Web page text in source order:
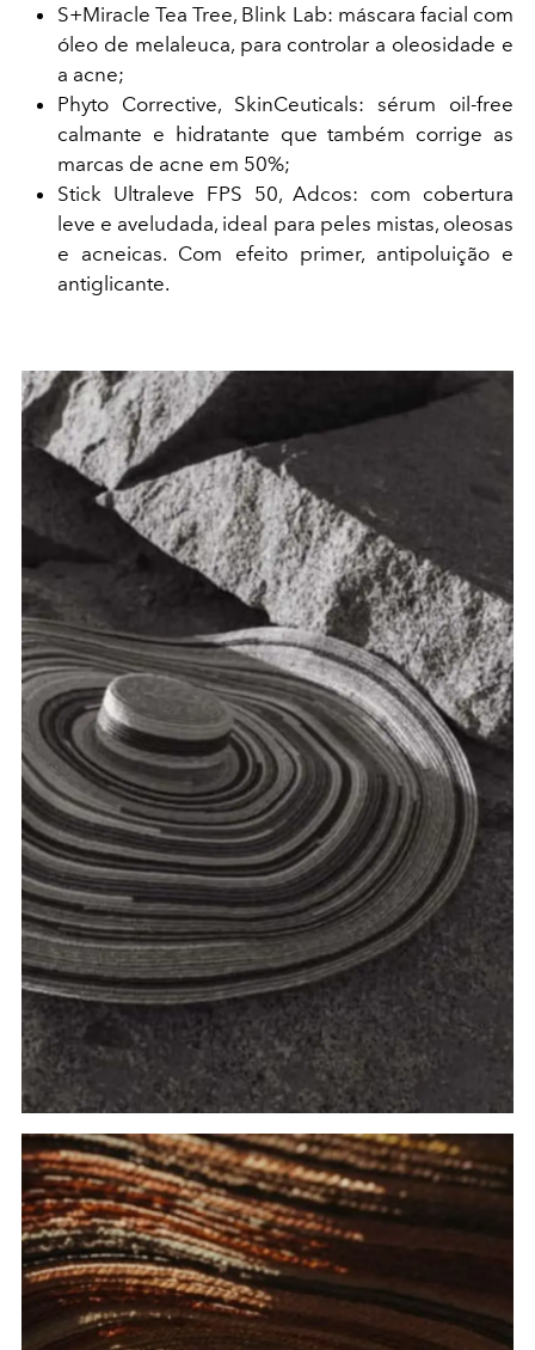
S+Miracle Tea Tree, Blink Lab: máscara facial com
óleo de melaleuca, para controlar a oleosidade e
a acne;
Phyto Corrective, SkinCeuticals: sérum oil-free
calmante e hidratante que também corrige as
marcas de acne em 50%;
Stick Ultraleve FPS 50, Adcos: com cobertura
leve e aveludada, ideal para peles mistas, oleosas
e acneicas. Com efeito primer, antipoluição e
antiglicante.